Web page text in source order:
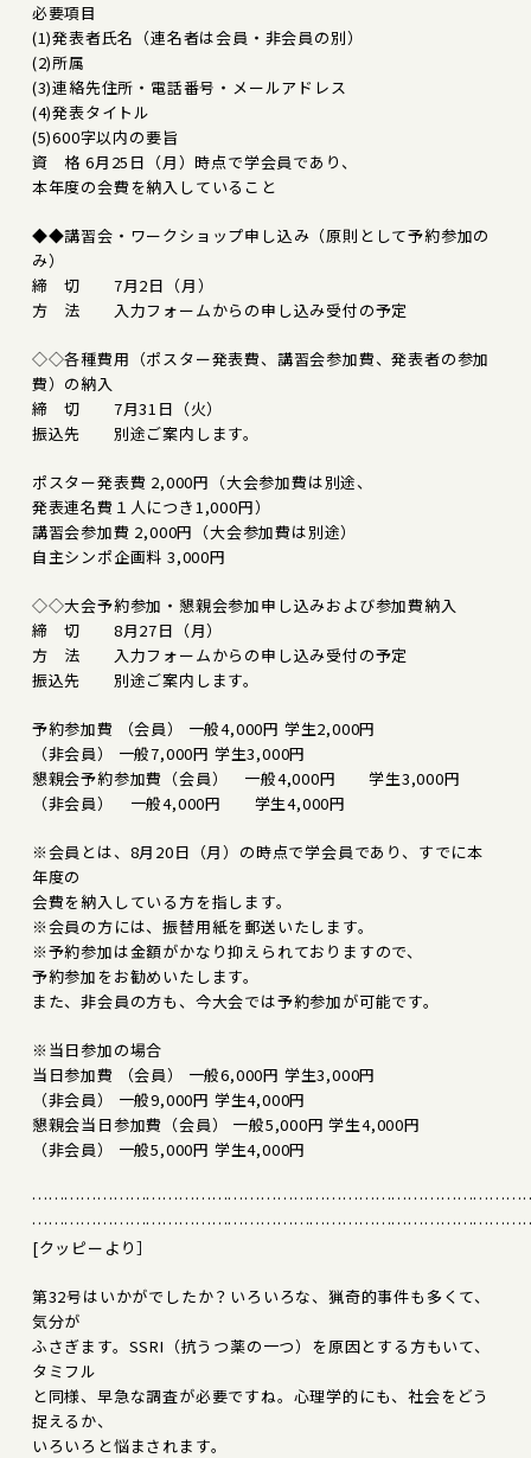
必要項目
(1)発表者氏名（連名者は会員・非会員の別）
(2)所属
(3)連絡先住所・電話番号・メールアドレス
(4)発表タイトル
(5)600字以内の要旨
資 格 6月25日（月）時点で学会員であり、
本年度の会費を納入していること
◆◆講習会・ワークショップ申し込み（原則として予約参加の
み）
締 切 7月2日（月）
方 法 入力フォームからの申し込み受付の予定
◇◇各種費用（ポスター発表費、講習会参加費、発表者の参加
費）の納入
締 切 7月31日（火）
振込先 別途ご案内します。
ポスター発表費 2,000円（大会参加費は別途、
発表連名費１人につき1,000円）
講習会参加費 2,000円（大会参加費は別途）
自主シンポ企画料 3,000円
◇◇大会予約参加・懇親会参加申し込みおよび参加費納入
締 切 8月27日（月）
方 法 入力フォームからの申し込み受付の予定
振込先 別途ご案内します。
予約参加費 （会員） 一般4,000円 学生2,000円
（非会員） 一般7,000円 学生3,000円
懇親会予約参加費（会員） 一般4,000円 学生3,000円
（非会員） 一般4,000円 学生4,000円
※会員とは、8月20日（月）の時点で学会員であり、すでに本
年度の
会費を納入している方を指します。
※会員の方には、振替用紙を郵送いたします。
※予約参加は金額がかなり抑えられておりますので、
予約参加をお勧めいたします。
また、非会員の方も、今大会では予約参加が可能です。
※当日参加の場合
当日参加費 （会員） 一般6,000円 学生3,000円
（非会員） 一般9,000円 学生4,000円
懇親会当日参加費（会員） 一般5,000円 学生4,000円
（非会員） 一般5,000円 学生4,000円
[クッピーより］
第32号はいかがでしたか？いろいろな、猟奇的事件も多くて、
気分が
ふさぎます。SSRI（抗うつ薬の一つ）を原因とする方もいて、
タミフル
と同様、早急な調査が必要ですね。心理学的にも、社会をどう
捉えるか、
いろいろと悩まされます。